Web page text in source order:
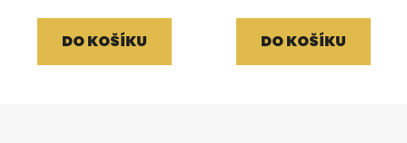
DO KOŠÍKU DO KOŠÍKU